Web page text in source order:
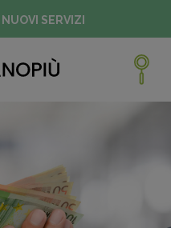
SERVIZI